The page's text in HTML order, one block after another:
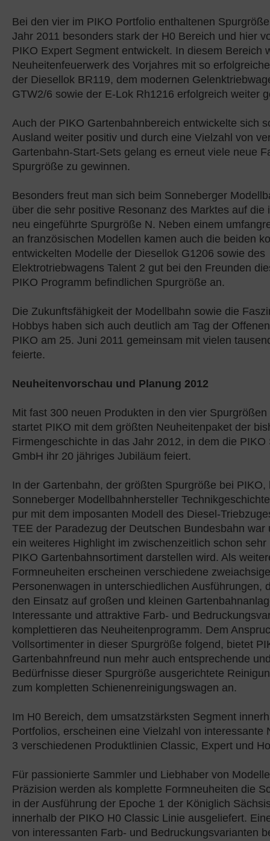
Bei den vier im PIKO Portfolio enthaltenen
Jahr 2011 besonders stark der H0 Bereich und hier
PIKO Expert Segment entwickelt. In diesem Bereich
Neuheitenfeuerwerk des Vorjahres mit so
der Diesellok BR119, dem modernen
GTW2/6 sowie der E-Lok Rh1216 erfolgreich weiter
Auch der PIKO Gartenbahnbereich entwickelte sich
Ausland weiter positiv und durch eine Vielzahl von
Gartenbahn-Start-Sets gelang es erneut viele neue
Spurgröße zu gewinnen.
Besonders freut man sich beim Sonneberger
über die sehr positive Resonanz des Marktes auf die
neu eingeführte Spurgröße N. Neben einem
an französischen Modellen kamen auch die beiden
entwickelten Modelle der Diesellok G1206 sowie des
Elektrotriebwagens Talent 2 gut bei den Freunden
PIKO Programm befindlichen Spurgröße an.
Die Zukunftsfähigkeit der Modellbahn sowie die
Hobbys haben sich auch deutlich am Tag der
PIKO am 25. Juni 2011 gemeinsam mit vielen
feierte.
Neuheitenvorschau und Planung 2012
Mit fast 300 neuen Produkten in den vier
startet PIKO mit dem größten Neuheitenpaket der
Firmengeschichte in das Jahr 2012, in dem die PIKO
GmbH ihr 20 jähriges Jubiläum feiert.
In der Gartenbahn, der größten Spurgröße bei PIKO,
Sonneberger Modellbahnhersteller
pur mit dem imposanten Modell des Diesel-
TEE der Paradezug der Deutschen Bundesbahn war
ein weiteres Highlight im zwischenzeitlich schon
PIKO Gartenbahnsortiment darstellen wird. Als
Formneuheiten erscheinen verschiedene
Personenwagen in unterschiedlichen Ausführungen,
den Einsatz auf großen und kleinen
Interessante und attraktive Farb- und
komplettieren das Neuheitenprogramm. Dem
Vollsortimenter in dieser Spurgröße folgend, bietet
Gartenbahnfreund nun mehr auch entsprechende
Bedürfnisse dieser Spurgröße ausgerichtete
zum kompletten Schienenreinigungswagen an.
Im H0 Bereich, dem umsatzstärksten Segment
Portfolios, erscheinen eine Vielzahl von interessante
3 verschiedenen Produktlinien Classic, Expert und
Für passionierte Sammler und Liebhaber von
Präzision werden als komplette Formneuheiten die
in der Ausführung der Epoche 1 der Königlich
innerhalb der PIKO H0 Classic Linie ausgeliefert.
von interessanten Farb- und Bedruckungsvarianten